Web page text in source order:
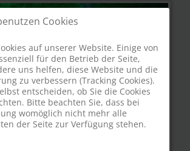
Cookies
auf unserer Website. Einige von
für den Betrieb der Seite,
uns helfen, diese Website und die
zu verbessern (Tracking Cookies).
entscheiden, ob Sie die Cookies
Bitte beachten Sie, dass bei
womöglich nicht mehr alle
der Seite zur Verfügung stehen.